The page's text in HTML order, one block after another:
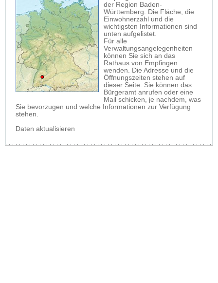
der Region Baden-
Württemberg. Die Fläche, die
Einwohnerzahl und die
wichtigsten Informationen sind
unten aufgelistet.
Für alle
Verwaltungsangelegenheiten
können Sie sich an das
Rathaus von Empfingen
wenden. Die Adresse und die
Öffnungszeiten stehen auf
dieser Seite. Sie können das
Bürgeramt anrufen oder eine
Mail schicken, je nachdem, was
Sie bevorzugen und welche Informationen zur Verfügung
stehen.
Daten aktualisieren